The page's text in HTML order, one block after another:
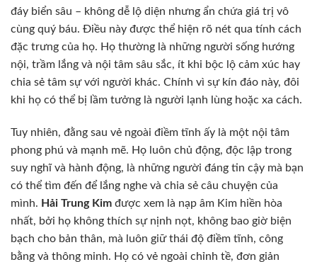
đáy biển sâu – không dễ lộ diện nhưng ẩn chứa giá trị vô
cùng quý báu. Điều này được thể hiện rõ nét qua tính cách
đặc trưng của họ. Họ thường là những người sống hướng
nội, trầm lắng và nội tâm sâu sắc, ít khi bộc lộ cảm xúc hay
chia sẻ tâm sự với người khác. Chính vì sự kín đáo này, đôi
khi họ có thể bị lầm tưởng là người lạnh lùng hoặc xa cách.
Tuy nhiên, đằng sau vẻ ngoài điềm tĩnh ấy là một nội tâm
phong phú và mạnh mẽ. Họ luôn chủ động, độc lập trong
suy nghĩ và hành động, là những người đáng tin cậy mà bạn
có thể tìm đến để lắng nghe và chia sẻ câu chuyện của
mình. Hải Trung Kim được xem là nạp âm Kim hiền hòa
nhất, bởi họ không thích sự nịnh nọt, không bao giờ biện
bạch cho bản thân, mà luôn giữ thái độ điềm tĩnh, công
bằng và thông minh. Họ có vẻ ngoài chỉnh tề, đơn giản